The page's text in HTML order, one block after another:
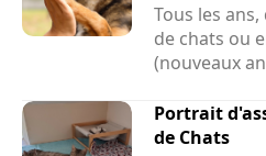
Tous les
de chats ou
(nouveaux
Portrait
de Chats